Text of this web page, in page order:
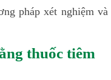
pháp xét nghiệm và
thuốc tiêm